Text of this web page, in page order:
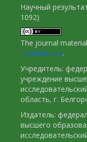
Научный
1092)
The journal
International.
Учредитель:
учреждение
область, г.
Издатель:
высшего